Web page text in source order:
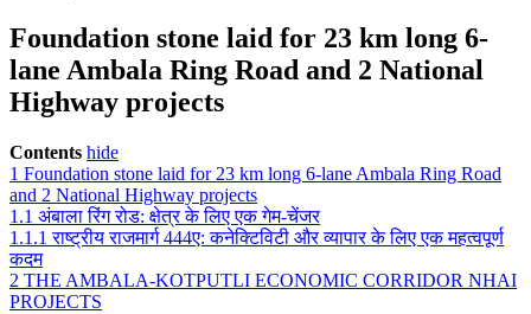
Foundation stone laid for 23 km long 6-
lane Ambala Ring Road and 2 National
Highway projects
Contents hide
1 Foundation stone laid for 23 km long 6-lane Ambala Ring Road
and 2 National Highway projects
1.1 अंबाला रिंग रोड: क्षेत्र के लिए एक गेम-चेंजर
1.1.1 राष्ट्रीय राजमार्ग 444ए: कनेक्टिविटी और व्यापार के लिए एक महत्वपूर्ण
कदम
2 THE AMBALA-KOTPUTLI ECONOMIC CORRIDOR NHAI
PROJECTS